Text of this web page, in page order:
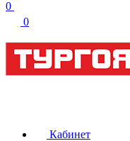
0
0
Кабинет